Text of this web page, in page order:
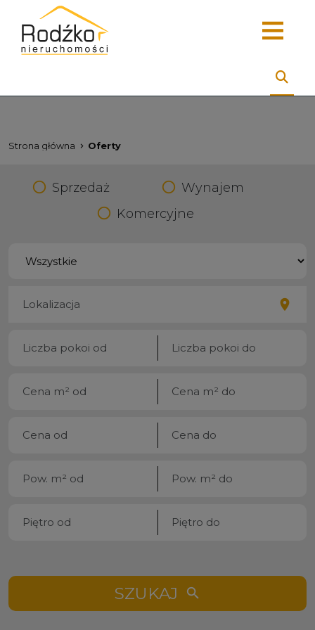
Strona główna Oferty
Sprzedaż
Wynajem
Komercyjne
SZUKAJ